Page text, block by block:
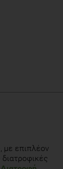
2009
με επιπλέον